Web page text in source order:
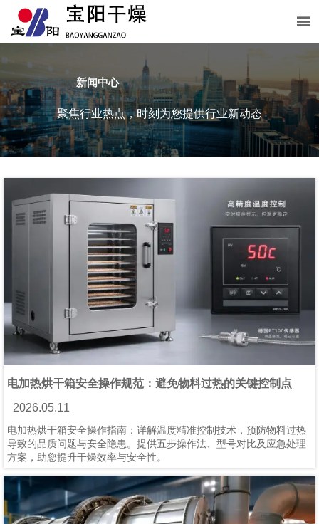

新闻中心
聚焦行业热点，时刻为您提供行业新动态
电加热烘干箱安全操作规范：避免物料过热的关键控制点
2026.05.11
电加热烘干箱安全操作指南：详解温度精准控制技术，预防物料过热
导致的品质问题与安全隐患。提供五步操作法、型号对比及应急处理
方案，助您提升干燥效率与安全性。